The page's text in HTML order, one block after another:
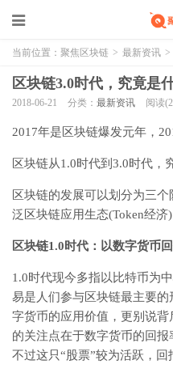
当前位置： 聚焦区块链 > 最新资讯 >
区块链3.0时代，究竟是
2018-06-21 分类： 最新资讯 阅读
2017年是区块链爆发元年，
区块链从1.0时代到3.0时代，
区块链的发展可以划分为三
泛区块链应用生态(Token经济)
区块链1.0时代：以数字货币
1.0时代现今多指以比特币为
易是人们参与区块链最主要
字货币的应用价值，更别说
的关注点在于数字货币的回
不过这只“股票”较为活跃，回